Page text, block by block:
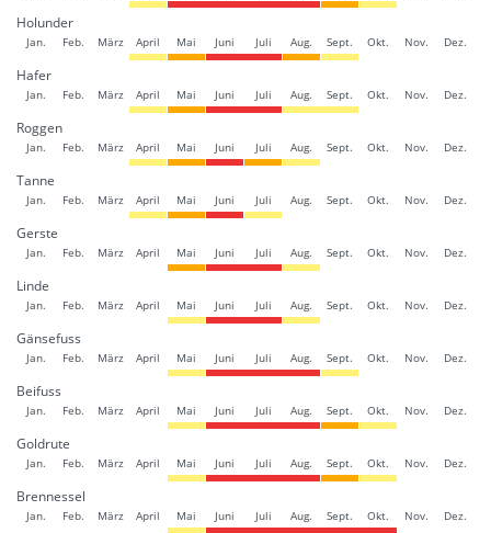
Holunder
Jan. Feb. März April Mai Juni Juli Aug. Sept. Okt. Nov. Dez.
Hafer
Jan. Feb. März April Mai Juni Juli Aug. Sept. Okt. Nov. Dez.
Roggen
Jan. Feb. März April Mai Juni Juli Aug. Sept. Okt. Nov. Dez.
Tanne
Jan. Feb. März April Mai Juni Juli Aug. Sept. Okt. Nov. Dez.
Gerste
Jan. Feb. März April Mai Juni Juli Aug. Sept. Okt. Nov. Dez.
Linde
Jan. Feb. März April Mai Juni Juli Aug. Sept. Okt. Nov. Dez.
Gänsefuss
Jan. Feb. März April Mai Juni Juli Aug. Sept. Okt. Nov. Dez.
Beifuss
Jan. Feb. März April Mai Juni Juli Aug. Sept. Okt. Nov. Dez.
Goldrute
Jan. Feb. März April Mai Juni Juli Aug. Sept. Okt. Nov. Dez.
Brennessel
Jan. Feb. März April Mai Juni Juli Aug. Sept. Okt. Nov. Dez.